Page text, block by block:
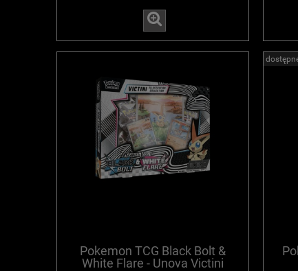
Pokemon TCG Black Bolt &
White Flare - Unova Victini